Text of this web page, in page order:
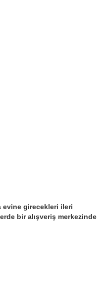
evine girecekleri ileri
bir alışveriş merkezinde